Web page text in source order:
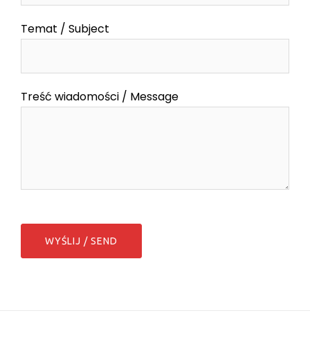
Temat / Subject
Treść wiadomości / Message